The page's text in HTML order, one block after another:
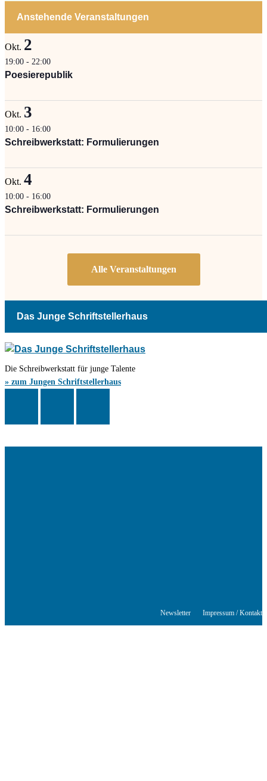
Anstehende Veranstaltungen
Okt. 2
19:00 - 22:00
Poesierepublik
Okt. 3
10:00 - 16:00
Schreibwerkstatt: Formulierungen
Okt. 4
10:00 - 16:00
Schreibwerkstatt: Formulierungen
Das Junge Schriftstellerhaus
Die Schreibwerkstatt für junge Talente
» zum Jungen Schriftstellerhaus
Newsletter
Impressum / Kontakt